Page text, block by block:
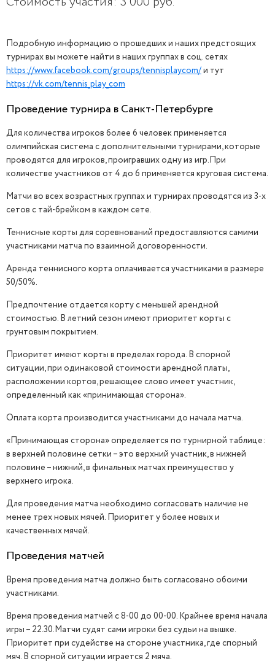
ЗАВЕРШЁН
Подробную информацию о прошедших и наших предстоящих
турнирах вы можете найти в наших группах в соц. сетях
https://www.facebook.com/groups/tennisplaycom/и тут
https://vk.com/tennis_play_com
Проведение турнира в Санкт-Петербурге
Для количества игроков более 6 человек применяется
олимпийская система с дополнительными турнирами, которые
проводятся для игроков, проигравших одну из игр.При
количестве участников от 4 до 6 применяется круговая система.
Матчи во всех возрастных группах и турнирах проводятся из 3-х
сетов с тай-брейком в каждом сете.
Теннисные корты для соревнований предоставляются самими
участниками матча по взаимной договоренности.
Аренда теннисного корта оплачивается участниками в размере
50/50%.
Предпочтение отдается корту с меньшей арендной
стоимостью. В летний сезон имеют приоритет корты с
грунтовым покрытием.
Приоритет имеют корты в пределах города. В спорной
ситуации, при одинаковой стоимости арендной платы,
расположении кортов, решающее слово имеет участник,
определенный как «принимающая сторона».
Оплата корта производится участниками до начала матча.
«Принимающая сторона» определяется по турнирной таблице:
в верхней половине сетки – это верхний участник, в нижней
половине – нижний, в финальных матчах преимущество у
верхнего игрока.
Для проведения матча необходимо согласовать наличие не
менее трех новых мячей. Приоритет у более новых и
качественных мячей.
Проведения матчей
Время проведения матча должно быть согласовано обоими
участниками.
Время проведения матчей с 8-00 до 00-00. Крайнее время начала
игры – 22.30.Матчи судят сами игроки без судьи на вышке.
Приоритет при судействе на стороне участника, где спорный
мяч. В спорной ситуации играется 2 мяча.